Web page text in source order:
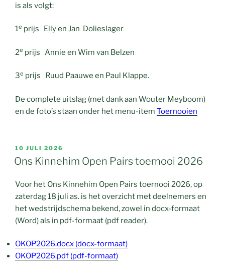
is als volgt:
1e prijs Elly en Jan Dolieslager
2e prijs Annie en Wim van Belzen
3e prijs Ruud Paauwe en Paul Klappe.
De complete uitslag (met dank aan Wouter Meyboom)
en de foto’s staan onder het menu-item Toernooien
GEPLAATST
OP
10 JULI 2026
Ons Kinnehim Open Pairs toernooi 2026
Voor het Ons Kinnehim Open Pairs toernooi 2026, op
zaterdag 18 juli as. is het overzicht met deelnemers en
het wedstrijdschema bekend, zowel in docx-formaat
(Word) als in pdf-formaat (pdf reader).
OKOP2026.docx (docx-formaat)
OKOP2026.pdf (pdf-formaat)